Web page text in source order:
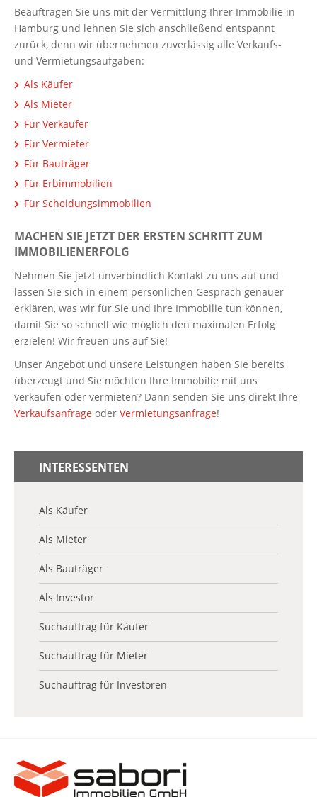
Beauftragen Sie uns mit der Vermittlung Ihrer Immobilie in
Hamburg und lehnen Sie sich anschließend entspannt
zurück, denn wir übernehmen zuverlässig alle Verkaufs-
und Vermietungsaufgaben:
Als Käufer
Als Mieter
Für Verkäufer
Für Vermieter
Für Bauträger
Für Erbimmobilien
Für Scheidungsimmobilien
MACHEN SIE JETZT DER ERSTEN SCHRITT ZUM
IMMOBILIENERFOLG
Nehmen Sie jetzt unverbindlich Kontakt zu uns auf und
lassen Sie sich in einem persönlichen Gespräch genauer
erklären, was wir für Sie und Ihre Immobilie tun können,
damit Sie so schnell wie möglich den maximalen Erfolg
erzielen! Wir freuen uns auf Sie!
Unser Angebot und unsere Leistungen haben Sie bereits
überzeugt und Sie möchten Ihre Immobilie mit uns
verkaufen oder vermieten? Dann senden Sie uns direkt Ihre
Verkaufsanfrage oder Vermietungsanfrage!
INTERESSENTEN
Als Käufer
Als Mieter
Als Bauträger
Als Investor
Suchauftrag für Käufer
Suchauftrag für Mieter
Suchauftrag für Investoren